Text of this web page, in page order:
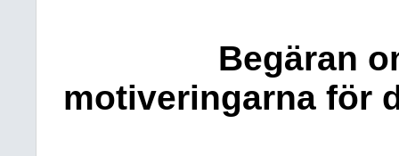
Begäran
motiveringarna för